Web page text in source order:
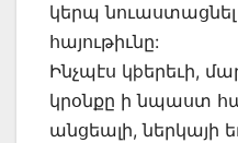
կերպ
հայութիւնը:
Ինչպէս կþերեւի,
կրօնքը ի նպաստ
անցեալի, ներկայի